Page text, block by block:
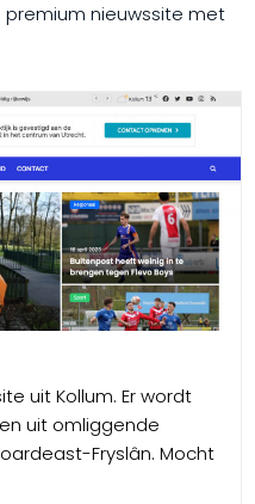
premium nieuwssite met
uit Kollum. Er wordt
uit omliggende
Fryslân. Mocht